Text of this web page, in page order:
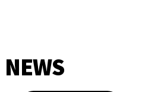
NEWS